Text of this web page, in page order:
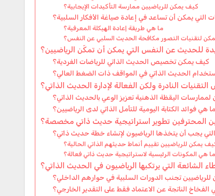
كيف يمكن للرياضيين ممارسة التأكيدات الإيجابية؟
التي يمكن أن تساعد في إعادة صياغة الأفكار السلبية؟
ما هي طريقة إعادة الهيكلة المعرفية؟
لتقنيات التصور مكافحة الحديث السلبي عن النفس؟
للحديث عن النفس التي يمكن أن تمكّن الرياضيين؟
كيف يمكن تخصيص الحديث الذاتي للرياضات الفردية؟
الحديث الذاتي في المواقف ذات الضغط العالي؟
النادرة ولكن الفعالة لإدارة الحديث الذاتي؟
اليقظة الذهنية تعزيز الوعي بالحديث الذاتي؟
ما هي فوائد الكتابة اليومية للتأمل الذاتي لدى الرياضيين؟
المحترفين تطوير استراتيجية حديث ذاتي مخصصة؟
يجب أن يتخذها الرياضيون لإنشاء خطة حديث ذاتي؟
يمكن للرياضيين تقييم أنماط حديثهم الذاتي الحالية؟
ما هي المكونات الرئيسية لاستراتيجية حديث ذاتي فعالة؟
الشائعة التي يرتكبها الرياضيون في الحديث الذاتي؟
تجنب الدورات السلبية في حوارهم الداخلي؟
الفخاخ الناتجة عن الاعتماد فقط على التقدير الخارجي؟